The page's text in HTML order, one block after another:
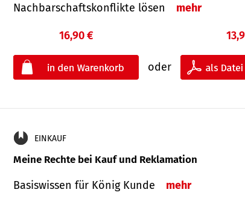
Nach­bar­schafts­konflikte lösen mehr
16,90 €
oder
EINKAUF
Meine Rechte bei Kauf und Reklamation
Basiswissen für König Kunde mehr